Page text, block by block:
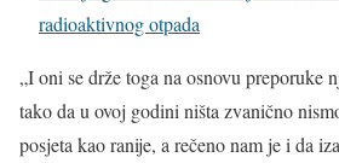
radioaktivnog otpada
„I oni se drže toga na osnovu preporuke
tako da u ovoj godini ništa zvanično
posjeta kao ranije, a rečeno nam je i da